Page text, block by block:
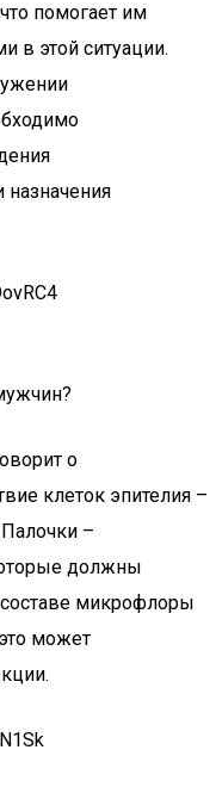
помогает им
в этой ситуации.
назначения
о
клеток эпителия –
–
должны
микрофлоры
может